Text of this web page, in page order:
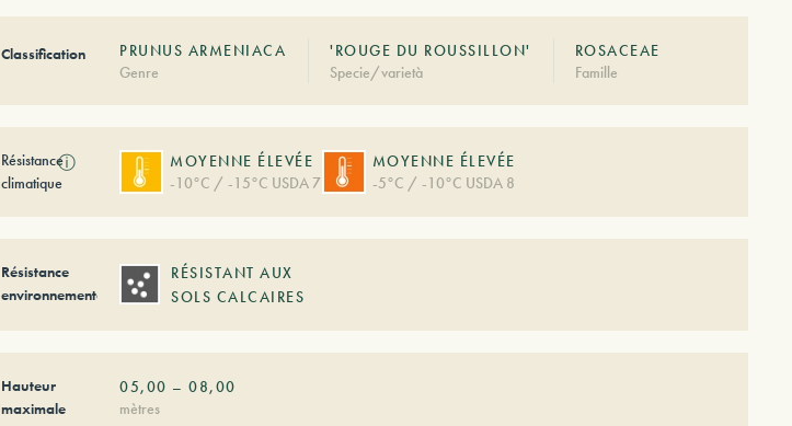
Classification
PRUNUS ARMENIACA
Genre
'ROUGE DU ROUSSILLON'
Specie/varietà
ROSACEAE
Famille
Résistance
climatique
ⓘ
MOYENNE ÉLEVÉE
-10°C / -15°C USDA 7
MOYENNE ÉLEVÉE
-5°C / -10°C USDA 8
Résistance
environnementale
RÉSISTANT AUX
SOLS CALCAIRES
Hauteur
maximale
05,00 –08,00
mètres